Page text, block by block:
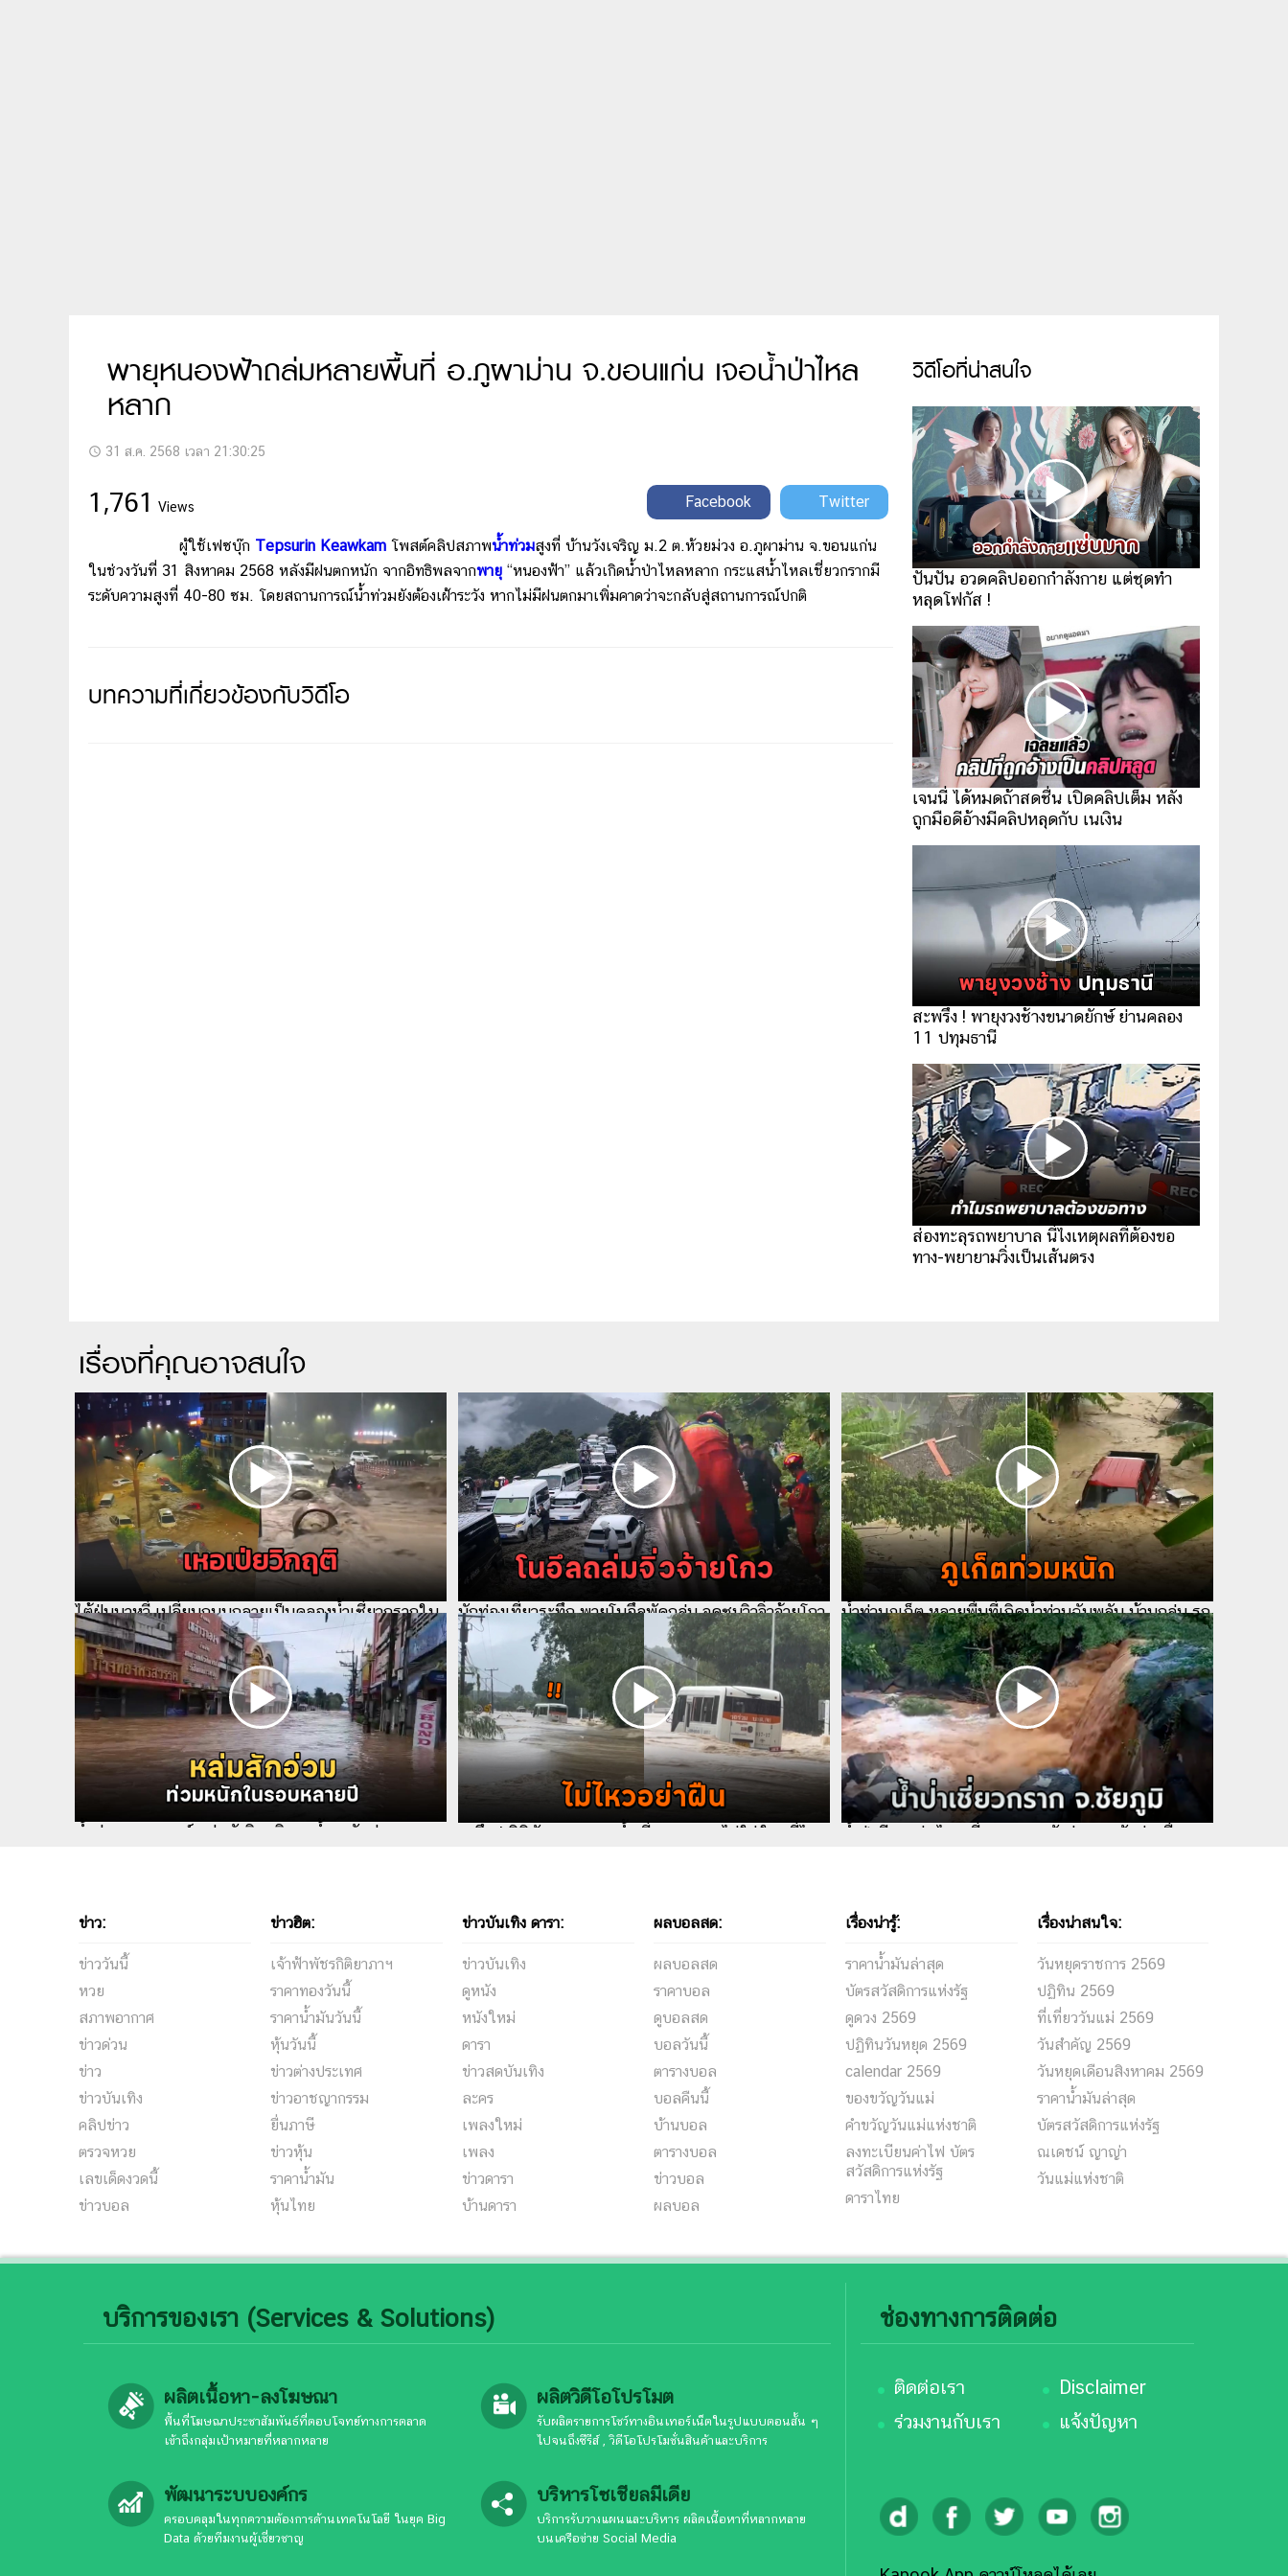
พายุหนองฟ้าถล่มหลายพื้นที่ อ.ภูผาม่าน จ.ขอนแก่น เจอน้ำป่าไหล
หลาก
access_time 31 ส.ค. 2568 เวลา 21:30:25
1,761 Views Twitter
Facebook
ผู้ใช้เฟซบุ๊ก Tepsurin Keawkam โพสต์คลิปสภาพน้ำท่วมสูงที่ บ้านวังเจริญ ม.2 ต.ห้วยม่วง อ.ภูผาม่าน จ.ขอนแก่น
ในช่วงวันที่ 31 สิงหาคม 2568 หลังมีฝนตกหนัก จากอิทธิพลจากพายุ “หนองฟ้า” แล้วเกิดน้ำป่าไหลหลาก กระแสน้ำไหลเชี่ยวกรากมี
ระดับความสูงที่ 40-80 ซม. โดยสถานการณ์น้ำท่วมยังต้องเฝ้าระวัง หากไม่มีฝนตกมาเพิ่มคาดว่าจะกลับสู่สถานการณ์ปกติ
บทความที่เกี่ยวข้องกับวิดีโอ
วิดีโอที่น่าสนใจ
ปันปัน อวดคลิปออกกำลังกาย แต่ชุดทำ
หลุดโฟกัส !
เจนนี่ ได้หมดถ้าสดชื่น เปิดคลิปเต็ม หลัง
ถูกมือดีอ้างมีคลิปหลุดกับ เนเงิน
สะพรึง ! พายุงวงช้างขนาดยักษ์ ย่านคลอง
11 ปทุมธานี
ส่องทะลุรถพยาบาล นี่ไงเหตุผลที่ต้องขอ
ทาง-พยายามวิ่งเป็นเส้นตรง
เรื่องที่คุณอาจสนใจ
ไต้ฝุ่นบาหวี่ เปลี่ยนถนนกลายเป็นคลองน้ำเชี่ยวกรากใน
เหอเป่ย
นักท่องเที่ยวระทึก พายุโนอึลพัดถล่ม จุดชมวิวจิ่วจ้ายโกว
ที่เที่ยวดังของจีน
น้ำท่วมภูเก็ต หลายพื่นที่เกิดน้ำท่วมฉับพลัน บ้านถล่ม รถ
ถูกน้ำพัดหาย
น้ำท่วมเพชรบูรณ์ หล่มสักวิกฤติมวลน้ำทะลักท่วมสููง
ระทึก ! มินิบัสลุยกระแสน้ำเชี่ยว คนซวยไม่ใช่ใครที่ไหน
น้ำป่าสีแดงขุ่นไหลเชี่ยวกราก หลังฝนตกหนักต่อเนื่อง
ข่าว:
ข่าววันนี้
หวย
สภาพอากาศ
ข่าวด่วน
ข่าว
ข่าวบันเทิง
คลิปข่าว
ตรวจหวย
เลขเด็ดงวดนี้
ข่าวบอล
ข่าวฮิต:
เจ้าฟ้าพัชรกิติยาภาฯ
ราคาทองวันนี้
ราคาน้ำมันวันนี้
หุ้นวันนี้
ข่าวต่างประเทศ
ข่าวอาชญากรรม
ยื่นภาษี
ข่าวหุ้น
ราคาน้ำมัน
หุ้นไทย
ข่าวบันเทิง ดารา:
ข่าวบันเทิง
ดูหนัง
หนังใหม่
ดารา
ข่าวสดบันเทิง
ละคร
เพลงใหม่
เพลง
ข่าวดารา
บ้านดารา
ผลบอลสด:
ผลบอลสด
ราคาบอล
ดูบอลสด
บอลวันนี้
ตารางบอล
บอลคืนนี้
บ้านบอล
ตารางบอล
ข่าวบอล
ผลบอล
เรื่องน่ารู้:
ราคาน้ำมันล่าสุด
บัตรสวัสดิการแห่งรัฐ
ดูดวง 2569
ปฏิทินวันหยุด 2569
calendar 2569
ของขวัญวันแม่
คำขวัญวันแม่แห่งชาติ
ลงทะเบียนค่าไฟ บัตร
สวัสดิการแห่งรัฐ
ดาราไทย
เรื่องน่าสนใจ:
วันหยุดราชการ 2569
ปฏิทิน 2569
ที่เที่ยววันแม่ 2569
วันสำคัญ 2569
วันหยุดเดือนสิงหาคม 2569
ราคาน้ำมันล่าสุด
บัตรสวัสดิการแห่งรัฐ
ณเดชน์ ญาญ่า
วันแม่แห่งชาติ
บริการของเรา (Services & Solutions)
ผลิตเนื้อหา-ลงโฆษณา
พื้นที่โฆษณาประชาสัมพันธ์ที่ตอบโจทย์ทางการตลาด
เข้าถึงกลุ่มเป้าหมายที่หลากหลาย
ผลิตวิดีโอโปรโมต
รับผลิตรายการโชว์ทางอินเทอร์เน็ตในรูปแบบตอนสั้น ๆ
ไปจนถึงซีรีส์ , วิดีโอโปรโมชั่นสินค้าและบริการ
พัฒนาระบบองค์กร
ครอบคลุมในทุกความต้องการด้านเทคโนโลยี ในยุค Big
Data ด้วยทีมงานผู้เชี่ยวชาญ
บริหารโซเชียลมีเดีย
บริการรับวางแผนและบริหาร ผลิตเนื้อหาที่หลากหลาย
บนเครือข่าย Social Media
ช่องทางการติดต่อ
ติดต่อเรา
Disclaimer
ร่วมงานกับเรา
แจ้งปัญหา